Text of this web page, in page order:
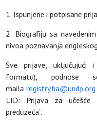
1. Ispunjene i potpisane
2. Biografiju sa
nivoa poznavanja
Sve prijave, uključujući
formatu), podnose
maila registry.ba@undp.org
LID: Prijava za učešće
preduzeća“.